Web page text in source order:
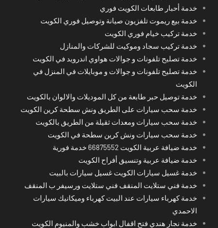
خدمة أحبار طابعات الكويت فوري
خدمة بيع ريموت تلفزيون صيانة وتوصيل فوري الكويت
خدمة تركيب خيام فوري الكويت
خدمة تركيب سجاد وموكيت للشركات والمنازل
خدمة تصليح تلفونات و جوالات هواوي اندرويد في الكويت
خدمة تصليح تلفونات و جوالات و موبايلات في المنزل في
الكويت
خدمة توصيل حبر طابعة من كل الموديلات والالوان بالكويت
خدمة سحب سيارات على الطريق ونش سطحة كرين الكويت
خدمة سحب سيارات ومعدات ثقيلة من الطريق بالكويت
خدمة سحب سيارات ونش كرين سطحة في الكويت
خدمة ضيافة عربية الكويت 66875552 خدمة فورية
خدمة ضيافة عربية وتنسيق أفراح الكويت
خدمة غسيل سيارات الكويت غسيل سيارات بالبيت
خدمة فني ستلايت المنقف فني ستلايت ورسيفر ب المنقف
خدمة كهرباء سيارات عند البيت كهرباء وميكانيك سيارات
الاحمدي
خدمة نجار هندي فتح اقفال ابواب خشب والمنيوم الكويت